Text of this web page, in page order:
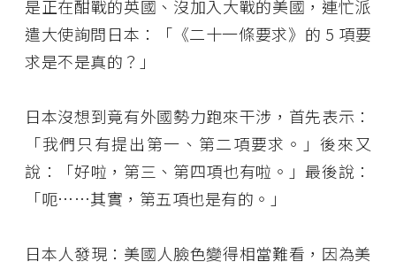
是正在酣戰的英國、沒加入大戰的美國，連忙派
遣大使詢問日本：「《二十一條要求》的 5 項要
求是不是真的？」
日本沒想到竟有外國勢力跑來干涉，首先表示：
「我們只有提出第一、第二項要求。」後來又
說：「好啦，第三、第四項也有啦。」最後說：
「呃……其實，第五項也是有的。」
日本人發現：美國人臉色變得相當難看，因為美